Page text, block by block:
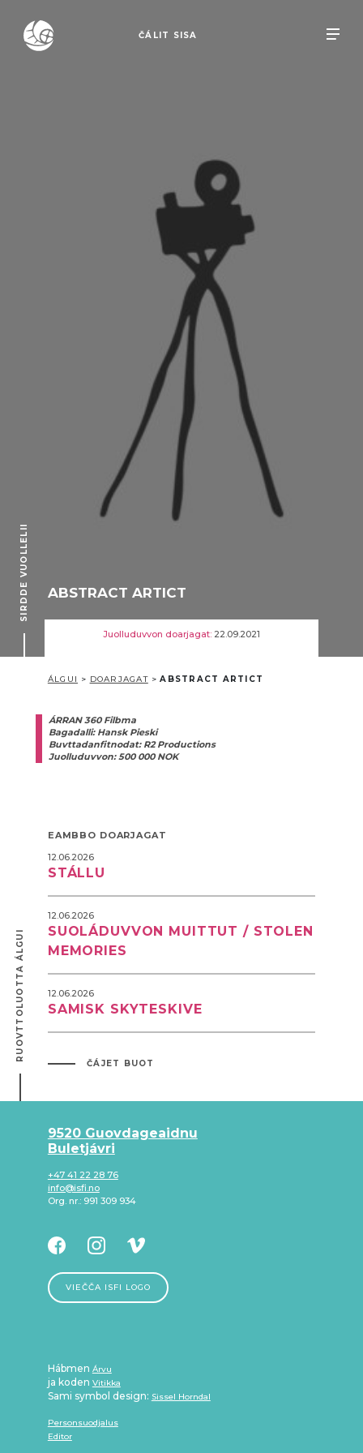
ČÁLIT SISA
SIRDDE VUOLLELII ABSTRACT ARTICT
Juolluduvvon doarjagat: 22.09.2021
ÁLGUI > DOARJAGAT > ABSTRACT ARTICT
ÁRRAN 360 Filbma
Bagadalli: Hansk Pieski
Buvttadanfitnodat: R2 Productions
Juolluduvvon: 500 000 NOK
EAMBBO DOARJAGAT
12.06.2026
STÁLLU
12.06.2026
SUOLÁDUVVON MUITTUT / STOLEN
MEMORIES
12.06.2026
SAMISK SKYTESKIVE
ČÁJET BUOT
RUOVTTOLUOTTA ÁLGUI
9520 Guovdageaidnu
Buletjávri
+47 41 22 28 76
info@isfi.no
Org. nr.: 991 309 934
VIEČČA ISFI LOGO
Hábmen Árvu
ja koden Vitikka
Sami symbol design: Sissel Horndal
Personsuodjalus
Editor